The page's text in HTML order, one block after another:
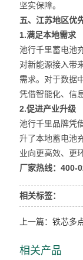
坚实保障。
五、江苏地区优
1.满足本地需求
池行千里蓄电池
对新能源接入带
需求。对于数据
凭借智能化、信
2.促进产业升级
池行千里品牌凭
升了本地蓄电池
业向更高效、更
厂家热线：400-
相关标签：
上一篇：铁芯多
相关产品